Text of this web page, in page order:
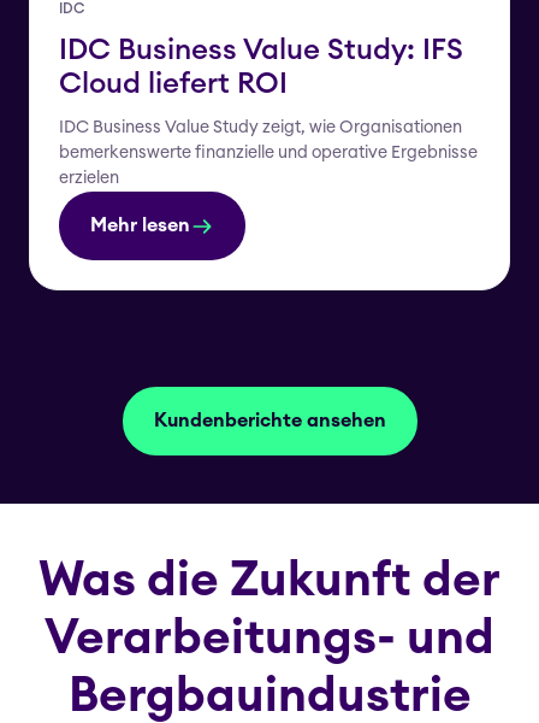
IDC
IDC Business Value Study: IFS
Cloud liefert ROI
IDC Business Value Study zeigt, wie Organisationen
bemerkenswerte finanzielle und operative Ergebnisse
erzielen
Mehr lesen
Kundenberichte ansehen
Was die Zukunft der
Verarbeitungs- und
Bergbauindustrie